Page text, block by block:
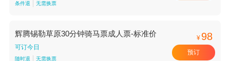
条件退 无需换票
辉腾锡勒草原30分钟骑马票成人票-标准价
可订今日
随时退 无需换票
¥ 98
预订